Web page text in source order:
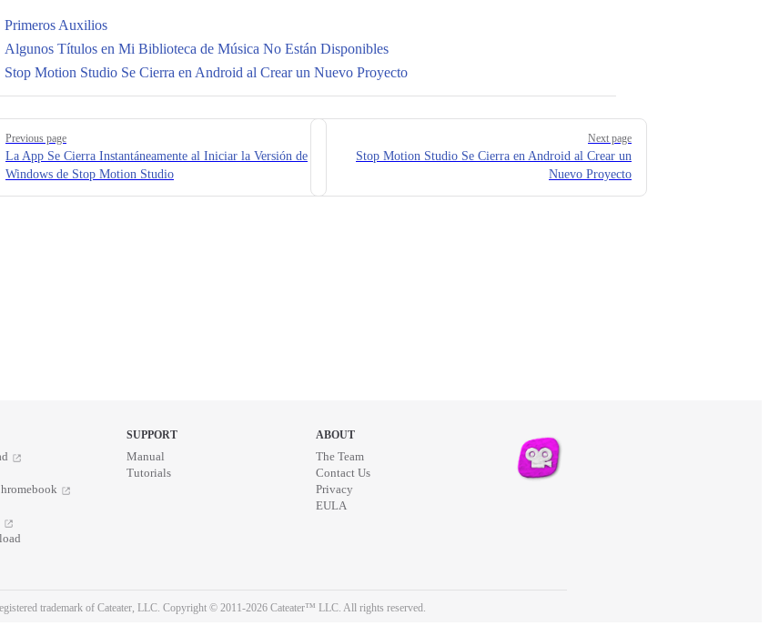
Primeros Auxilios
Algunos Títulos en Mi Biblioteca de Música No Están Disponibles
Stop Motion Studio Se Cierra en Android al Crear un Nuevo Proyecto
Previous page
La App Se Cierra Instantáneamente al Iniciar la Versión de
Windows de Stop Motion Studio
Next page
Stop Motion Studio Se Cierra en Android al Crear un
Nuevo Proyecto
SUPPORT
Manual
Tutorials
ABOUT
The Team
Contact Us
Privacy
EULA
trademark of Cateater, LLC. Copyright © 2011-2026 Cateater™ LLC. All rights reserved.